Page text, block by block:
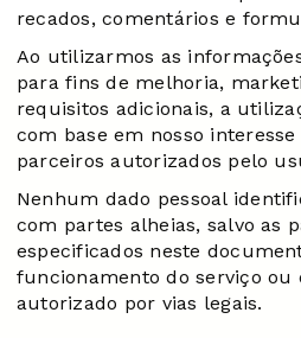
recados, comentários e
Ao utilizarmos as
para fins de melhoria,
requisitos adicionais, a
com base em nosso
parceiros autorizados pelo
Nenhum dado pessoal
com partes alheias, salvo as
especificados neste
funcionamento do serviço ou
autorizado por vias legais.